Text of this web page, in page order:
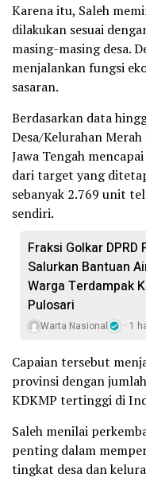
Karena itu, Saleh
dilakukan sesuai
masing-masing desa.
menjalankan fungsi
sasaran.
Berdasarkan data
Desa/Kelurahan
Jawa Tengah
dari target yang
sebanyak 2.769 unit
sendiri.
Fraksi Golkar DPRD
Salurkan Bantuan
Warga Terdampak
Pulosari
Warta Nasional 1
Capaian tersebut
provinsi dengan
KDKMP tertinggi di
Saleh menilai
penting dalam
tingkat desa dan